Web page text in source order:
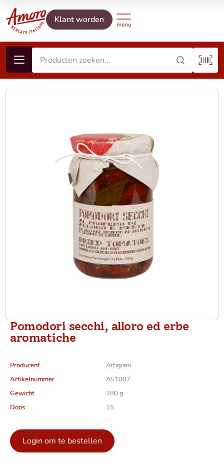
Klant worden
Pomodori secchi, alloro ed erbe
aromatiche
Producent
Artigiani
Artikelnummer
AS1007
Gewicht
280 g
Doos
15
Login om te bestellen